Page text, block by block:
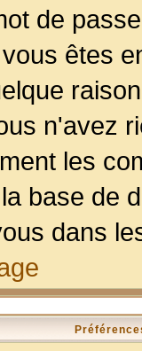
de
êtes
n'avez
les
base de
dans